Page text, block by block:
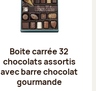
Boite carrée 32
chocolats assortis
avec barre chocolat
gourmande